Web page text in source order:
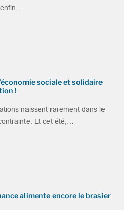
sociale et solidaire
!
naissent rarement dans le
Et cet été,…
alimente encore le brasier